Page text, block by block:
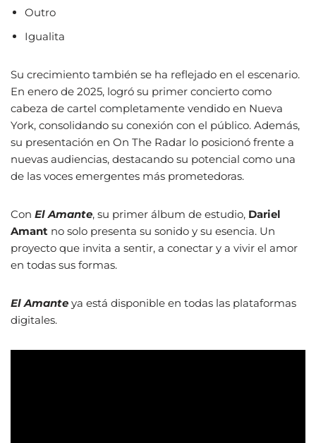
Outro
Igualita
Su crecimiento también se ha reflejado en el escenario.
En enero de 2025, logró su primer concierto como
cabeza de cartel completamente vendido en Nueva
York, consolidando su conexión con el público. Además,
su presentación en On The Radar lo posicionó frente a
nuevas audiencias, destacando su potencial como una
de las voces emergentes más prometedoras.
Con El Amante, su primer álbum de estudio, Dariel
Amant no solo presenta su sonido y su esencia. Un
proyecto que invita a sentir, a conectar y a vivir el amor
en todas sus formas.
El Amante ya está disponible en todas las plataformas
digitales.